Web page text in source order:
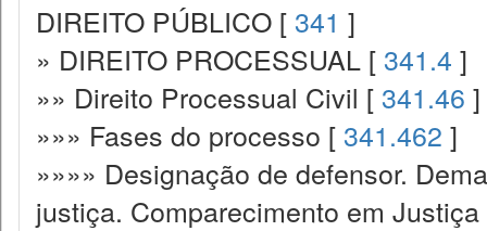
DIREITO PÚBLICO [ 341 ]
» DIREITO PROCESSUAL [ 341.4 ]
»» Direito Processual Civil [ 341.46 ]
»»» Fases do processo [ 341.462 ]
»»»» Designação de defensor.
justiça. Comparecimento em